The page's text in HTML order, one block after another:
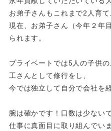
お弟子さんもこれまで2人育て
現在、お弟子さん（今年２年
られます。
プライベートでは5人の子供
工さんとして修行をし、
今では独立して自分で会社を
腕は確かです！口数は少ない
仕事に真面目に取り組んでいま